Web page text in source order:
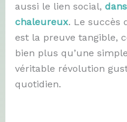
aussi le lien social,
chaleureux. Le succès
est la preuve tangible,
bien plus qu’une
véritable révolution
quotidien.